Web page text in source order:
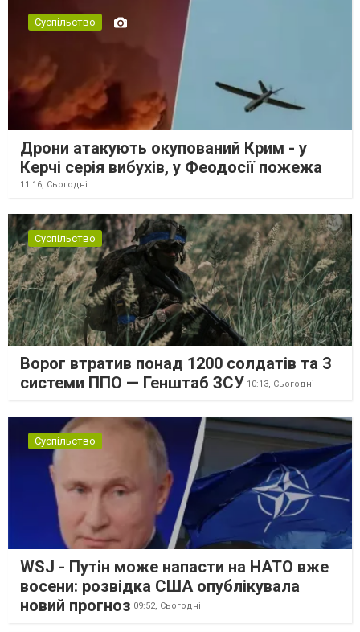
Суспільство
Дрони атакують окупований Крим - у
Керчі серія вибухів, у Феодосії пожежа
11:16, Сьогодні
Суспільство
Ворог втратив понад 1200 солдатів та 3
системи ППО — Генштаб ЗСУ 10:13, Сьогодні
Суспільство
WSJ - Путін може напасти на НАТО вже
восени: розвідка США опублікувала
новий прогноз 09:52, Сьогодні